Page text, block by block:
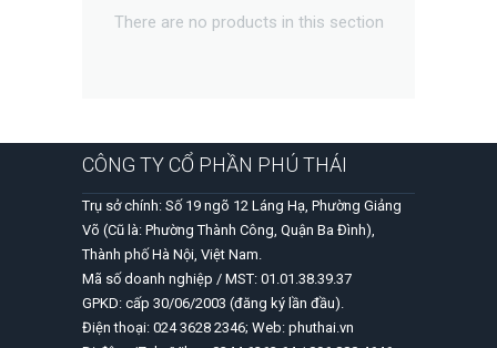
There are no products in this section
CÔNG TY CỔ PHẦN PHÚ THÁI
Trụ sở chính: Số 19 ngõ 12 Láng Hạ, Phường Giảng
Võ (Cũ là: Phường Thành Công, Quận Ba Đình),
Thành phố Hà Nội, Việt Nam.
Mã số doanh nghiệp / MST: 01.01.38.39.37
GPKD: cấp 30/06/2003 (đăng ký lần đầu).
Điện thoại: 024 3628 2346; Web: phuthai.vn